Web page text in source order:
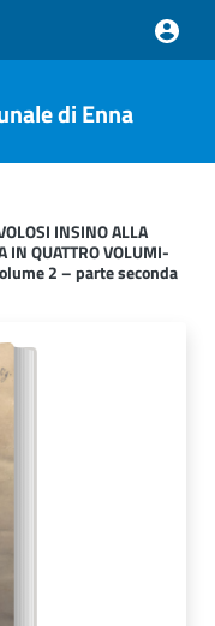
di Enna
INSINO ALLA
IN QUATTRO VOLUMI-
2 – parte seconda